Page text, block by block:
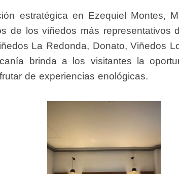
estratégica en Ezequiel Montes,
de los viñedos más representativos
La Redonda, Donato, Viñedos
brinda a los visitantes la
de experiencias enológicas.